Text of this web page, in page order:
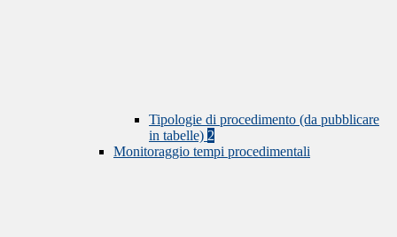
Tipologie di procedimento (da pubblicare
in tabelle) 2
Monitoraggio tempi procedimentali